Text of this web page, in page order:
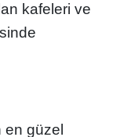
kafeleri ve
en güzel